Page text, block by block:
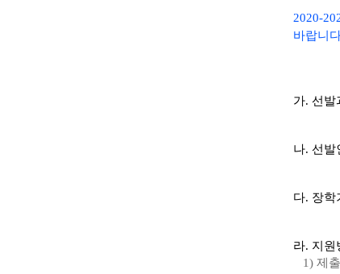
2020-
바랍니
가. 선발
나. 선발
다. 장학
라. 지원
1) 제